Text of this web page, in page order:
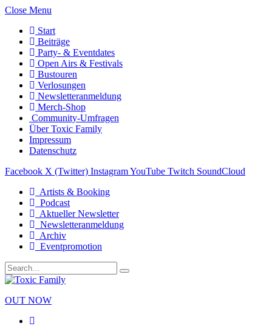
Close Menu
Start
Beiträge
Party- & Eventdates
Open Airs & Festivals
Bustouren
Verlosungen
Newsletteranmeldung
Merch-Shop
Community-Umfragen
Über Toxic Family
Impressum
Datenschutz
Facebook X (Twitter) InstagramYouTube Twitch SoundCloud
Artists & Booking
Podcast
Aktueller Newsletter
Newsletteranmeldung
Archiv
Eventpromotion
OUT NOW